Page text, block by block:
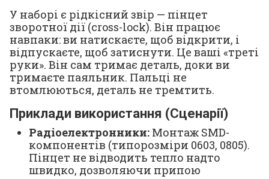
У наборі є рідкісний звір — пінцет
зворотної дії (cross-lock). Він працює
навпаки: ви натискаєте, щоб відкрити, і
відпускаєте, щоб затиснути. Це ваші «треті
руки». Він сам тримає деталь, доки ви
тримаєте паяльник. Пальці не
втомлюються, деталь не тремтить.
Приклади використання (Сценарії)
Радіоелектронники: Монтаж SMD-
компонентів (типорозміри 0603, 0805).
Пінцет не відводить тепло надто
швидко, дозволяючи припою